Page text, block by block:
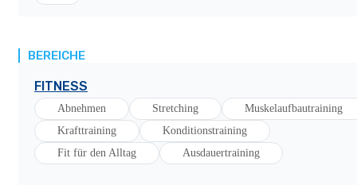
BEREICHE
FITNESS
Abnehmen Stretching
Muskelaufbautraining
Krafttraining
Konditionstraining
Fit für den Alltag
Ausdauertraining